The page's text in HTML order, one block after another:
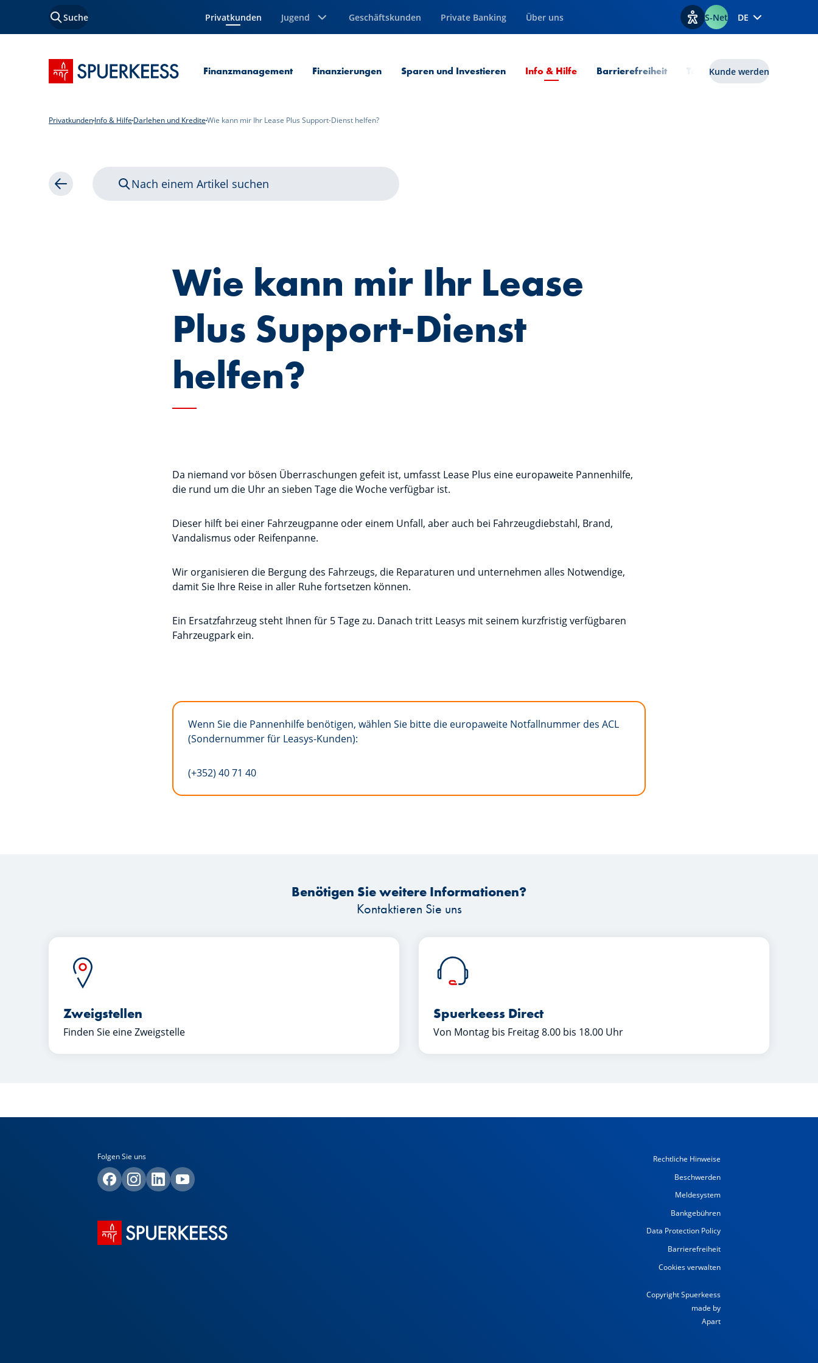
Suche Privatkunden
Aktuelle Seite Jugend Geschäftskunden Private Banking Über uns Optionen zur Barrierefreiheit
S-Net DE
Startseite SPUERKEESS Finanzmanagement Finanzierungen Sparen und Investieren Info & HilfeAktuelle Seite
Barrierefreiheit Tools lux|funds
Kunde werden
PrivatkundenInfo & Hilfe Darlehen und KrediteWie kann mir Ihr Lease Plus Support-Dienst helfen?
Zurück Nach einem Artikel suchen
Wie kann mir Ihr Lease
Plus Support-Dienst
helfen?
Da niemand vor bösen Überraschungen gefeit ist, umfasst Lease Plus eine europaweite Pannenhilfe,
die rund um die Uhr an sieben Tage die Woche verfügbar ist.
Dieser hilft bei einer Fahrzeugpanne oder einem Unfall, aber auch bei Fahrzeugdiebstahl, Brand,
Vandalismus oder Reifenpanne.
Wir organisieren die Bergung des Fahrzeugs, die Reparaturen und unternehmen alles Notwendige,
damit Sie Ihre Reise in aller Ruhe fortsetzen können.
Ein Ersatzfahrzeug steht Ihnen für 5 Tage zu. Danach tritt Leasys mit seinem kurzfristig verfügbaren
Fahrzeugpark ein.
Wenn Sie die Pannenhilfe benötigen, wählen Sie bitte die europaweite Notfallnummer des ACL
(Sondernummer für Leasys-Kunden):
(+352) 40 71 40
Benötigen Sie weitere Informationen?
Kontaktieren Sie uns
Zweigstellen
Finden Sie eine Zweigstelle
Spuerkeess Direct
Von Montag bis Freitag 8.00 bis 18.00 Uhr
Folgen Sie uns
Rechtliche Hinweise
Beschwerden
Meldesystem
Bankgebühren
Data Protection Policy
Barrierefreiheit
Cookies verwalten
Copyright Spuerkeess
made by
Apart